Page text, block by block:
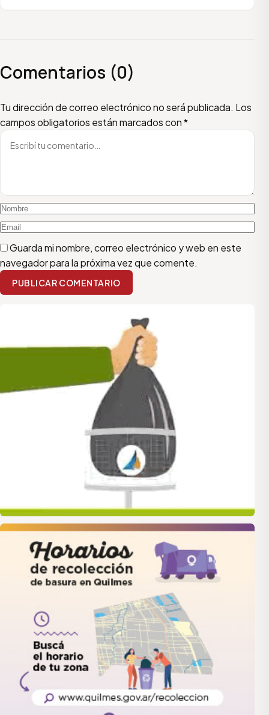
Comentarios (0)
Tu dirección de correo electrónico no será publicada. Los
campos obligatorios están marcados con*
Escribí tu comentario
Nombre
Email
Guarda mi nombre, correo electrónico y web en este
navegador para la próxima vez que comente.
PUBLICAR COMENTARIO
quilmes